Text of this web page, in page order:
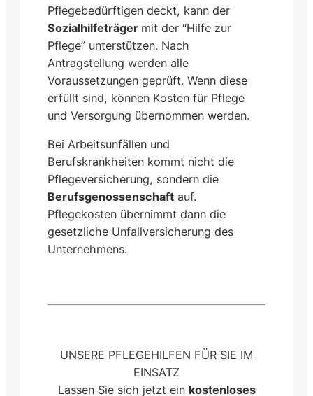
Pflegebedürftigen deckt, kann der
Sozialhilfeträger mit der “Hilfe zur
Pflege” unterstützen. Nach
Antragstellung werden alle
Voraussetzungen geprüft. Wenn diese
erfüllt sind, können Kosten für Pflege
und Versorgung übernommen werden.
Bei Arbeitsunfällen und
Berufskrankheiten kommt nicht die
Pflegeversicherung, sondern die
Berufsgenossenschaft auf.
Pflegekosten übernimmt dann die
gesetzliche Unfallversicherung des
Unternehmens.
UNSERE PFLEGEHILFEN FÜR SIE IM
EINSATZ
Lassen Sie sich jetzt ein kostenloses